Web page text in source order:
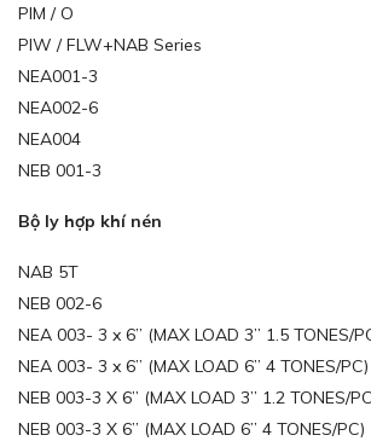
PIM / O
PIW / FLW+NAB Series
NEA001-3
NEA002-6
NEA004
NEB 001-3
Bộ ly hợp khí nén
NAB 5T
NEB 002-6
NEA 003- 3 x 6” (MAX LOAD 3” 1.5 TONES/
NEA 003- 3 x 6” (MAX LOAD 6” 4 TONES/PC)
NEB 003-3 X 6” (MAX LOAD 3” 1.2 TONES/
NEB 003-3 X 6” (MAX LOAD 6” 4 TONES/PC)